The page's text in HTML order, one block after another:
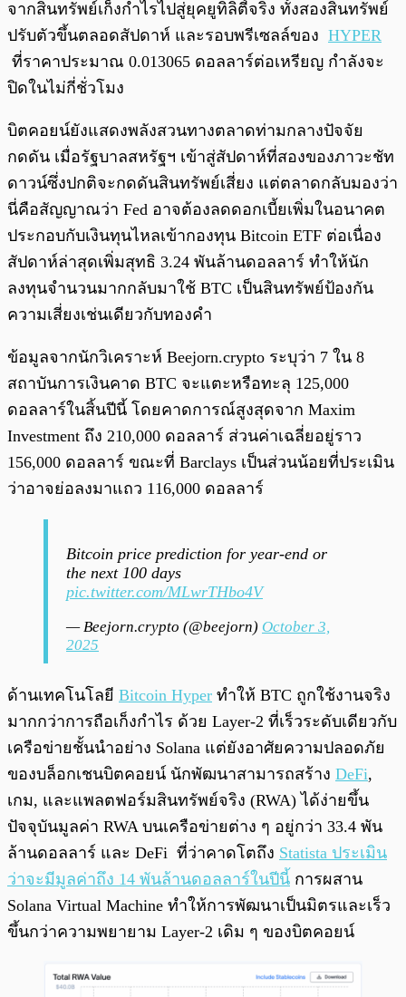
จากสินทรัพย์เก็งกำไรไปสู่ยุคยูทิลิตี้จริง ทั้งสองสินทรัพย์
ปรับตัวขึ้นตลอดสัปดาห์ และรอบพรีเซลล์ของ HYPER
ที่ราคาประมาณ 0.013065 ดอลลาร์ต่อเหรียญ กำลังจะ
ปิดในไม่กี่ชั่วโมง
บิตคอยน์ยังแสดงพลังสวนทางตลาดท่ามกลางปัจจัย
กดดัน เมื่อรัฐบาลสหรัฐฯ เข้าสู่สัปดาห์ที่สองของภาวะชัท
ดาวน์ซึ่งปกติจะกดดันสินทรัพย์เสี่ยง แต่ตลาดกลับมองว่า
นี่คือสัญญาณว่า Fed อาจต้องลดดอกเบี้ยเพิ่มในอนาคต
ประกอบกับเงินทุนไหลเข้ากองทุน Bitcoin ETF ต่อเนื่อง
สัปดาห์ล่าสุดเพิ่มสุทธิ 3.24 พันล้านดอลลาร์ ทำให้นัก
ลงทุนจำนวนมากกลับมาใช้ BTC เป็นสินทรัพย์ป้องกัน
ความเสี่ยงเช่นเดียวกับทองคำ
ข้อมูลจากนักวิเคราะห์ Beejorn.crypto ระบุว่า 7 ใน 8
สถาบันการเงินคาด BTC จะแตะหรือทะลุ 125,000
ดอลลาร์ในสิ้นปีนี้ โดยคาดการณ์สูงสุดจาก Maxim
Investment ถึง 210,000 ดอลลาร์ ส่วนค่าเฉลี่ยอยู่ราว
156,000 ดอลลาร์ ขณะที่ Barclays เป็นส่วนน้อยที่ประเมิน
ว่าอาจย่อลงมาแถว 116,000 ดอลลาร์
Bitcoin price prediction for year-end or
the next 100 days
pic.twitter.com/MLwrTHbo4V
— Beejorn.crypto (@beejorn) October 3,
2025
ด้านเทคโนโลยี Bitcoin Hyper ทำให้ BTC ถูกใช้งานจริง
มากกว่าการถือเก็งกำไร ด้วย Layer-2 ที่เร็วระดับเดียวกับ
เครือข่ายชั้นนำอย่าง Solana แต่ยังอาศัยความปลอดภัย
ของบล็อกเชนบิตคอยน์ นักพัฒนาสามารถสร้าง DeFi,
เกม, และแพลตฟอร์มสินทรัพย์จริง (RWA) ได้ง่ายขึ้น
ปัจจุบันมูลค่า RWA บนเครือข่ายต่าง ๆ อยู่กว่า 33.4 พัน
ล้านดอลลาร์ และ DeFi ที่ว่าคาดโตถึง Statista ประเมิน
ว่าจะมีมูลค่าถึง 14 พันล้านดอลลาร์ในปีนี้ การผสาน
Solana Virtual Machine ทำให้การพัฒนาเป็นมิตรและเร็ว
ขึ้นกว่าความพยายาม Layer-2 เดิม ๆ ของบิตคอยน์